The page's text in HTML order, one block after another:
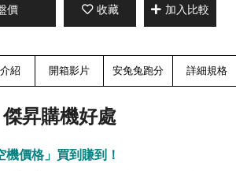
價 收藏 加入比較
紹 開箱影片 安兔兔跑分 詳細規格
傑昇購機好處
價格」買到賺到！